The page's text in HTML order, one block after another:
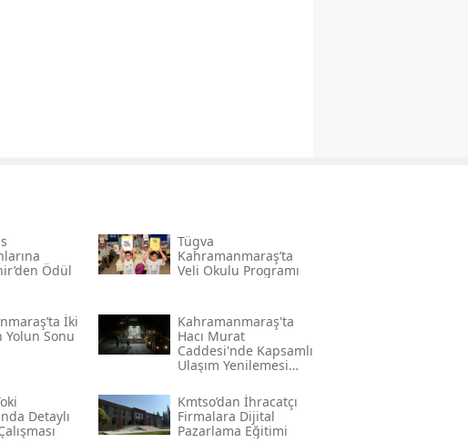
Ödül
Tügva
Kahramanmaraş’ta
Veli Okulu Programı
İki
Yolun Sonu
Kahramanmaraş'ta
Hacı Murat
Caddesi'nde Kapsamlı
Ulaşım Yenilemesi
Detaylı
Kmtso’dan İhracatçı
Firmalara Dijital
Pazarlama Eğitimi